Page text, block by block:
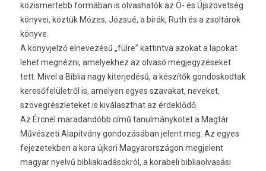
közismertebb formában is olvashatók az Ó- és Újszövetség
könyvei, köztük Mózes, Józsué, a bírák, Ruth és a zsoltárok
könyve.
A könyvjelző elnevezésű „fülre” kattintva azokat a lapokat
lehet megnézni, amelyekhez az olvasó megjegyzéseket
tett. Mivel a Biblia nagy kiterjedésű, a készítők gondoskodtak
keresőfelületről is, amelyen egyes szavakat, neveket,
szövegrészleteket is kiválaszthat az érdeklődő.
Az Ércnél maradandóbb című tanulmánykötet a Magtár
Művészeti Alapítvány gondozásában jelent meg. Az egyes
fejezetekben a kora újkori Magyarországon megjelent
magyar nyelvű bibliakiadásokról, a korabeli bibliaolvasási